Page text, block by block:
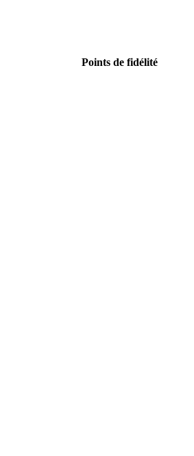
Points de fidélité